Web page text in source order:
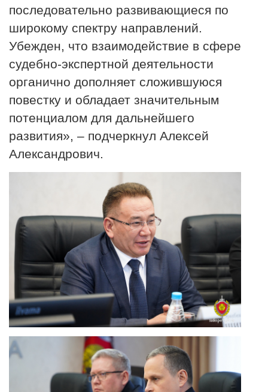
последовательно развивающиеся по
широкому спектру направлений.
Убежден, что взаимодействие в сфере
судебно-экспертной деятельности
органично дополняет сложившуюся
повестку и обладает значительным
потенциалом для дальнейшего
развития», – подчеркнул Алексей
Александрович.